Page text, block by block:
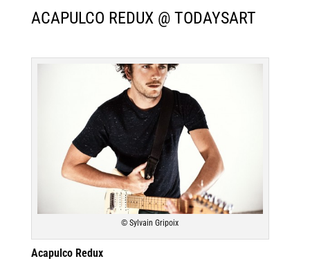
ACAPULCO REDUX @ TODAYSART
© Sylvain Gripoix
Acapulco Redux